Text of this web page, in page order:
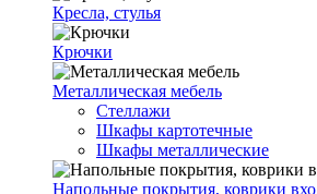
Кресла, стулья
Крючки
Металлическая мебель
Стеллажи
Шкафы картотечные
Шкафы металлические
Напольные покрытия, коврики